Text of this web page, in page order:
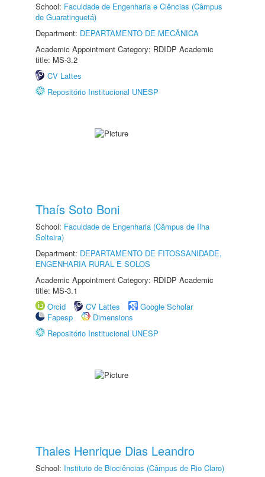
School: Faculdade de Engenharia e Ciências (Câmpus
de Guaratinguetá)
Department: DEPARTAMENTO DE MECÂNICA
Academic Appointment Category: RDIDP Academic
title: MS-3.2
CV Lattes
Repositório Institucional UNESP
Thaís Soto Boni
School: Faculdade de Engenharia (Câmpus de Ilha
Solteira)
Department: DEPARTAMENTO DE FITOSSANIDADE,
ENGENHARIA RURAL E SOLOS
Academic Appointment Category: RDIDP Academic
title: MS-3.1
Orcid
CV Lattes
Google Scholar
Fapesp
Dimensions
Repositório Institucional UNESP
Thales Henrique Dias Leandro
School: Instituto de Biociências (Câmpus de Rio Claro)